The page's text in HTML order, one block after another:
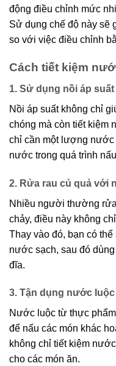
động điều chỉnh mức
Sử dụng chế độ này sẽ
so với việc điều chỉnh
Cách tiết kiệm
1. Sử dụng nồi áp suất
Nồi áp suất không chỉ
chóng mà còn tiết kiệm
chỉ cần một lượng nước
nước trong quá trình
2. Rửa rau củ quả với
Nhiều người thường
chảy, điều này không
Thay vào đó, bạn có
nước sạch, sau đó
đĩa.
3. Tận dụng nước
Nước luộc từ thực
để nấu các món khác
không chỉ tiết kiệm
cho các món ăn.